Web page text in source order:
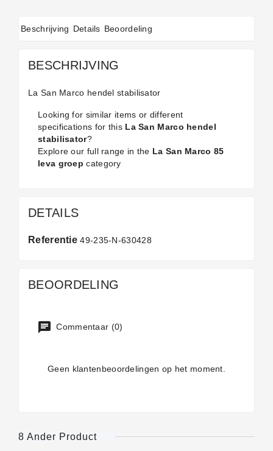
Beschrijving Details Beoordeling
BESCHRIJVING
La San Marco hendel stabilisator
Looking for similar items or different
specifications for this La San Marco hendel
stabilisator?
Explore our full range in the La San Marco 85
leva groep category
DETAILS
Referentie 49-235-N-630428
BEOORDELING
Commentaar (0)
Geen klantenbeoordelingen op het moment.
8 Ander Product